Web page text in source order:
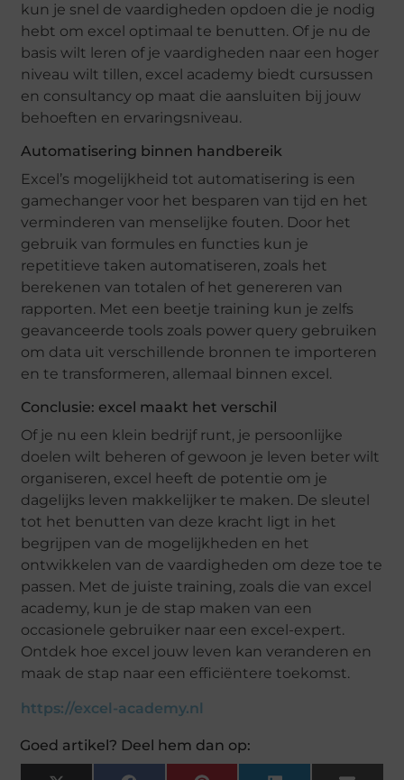
kun je snel de vaardigheden opdoen die je nodig
hebt om excel optimaal te benutten. Of je nu de
basis wilt leren of je vaardigheden naar een hoger
niveau wilt tillen, excel academy biedt cursussen
en consultancy op maat die aansluiten bij jouw
behoeften en ervaringsniveau.
Automatisering binnen handbereik
Excel’s mogelijkheid tot automatisering is een
gamechanger voor het besparen van tijd en het
verminderen van menselijke fouten. Door het
gebruik van formules en functies kun je
repetitieve taken automatiseren, zoals het
berekenen van totalen of het genereren van
rapporten. Met een beetje training kun je zelfs
geavanceerde tools zoals power query gebruiken
om data uit verschillende bronnen te importeren
en te transformeren, allemaal binnen excel.
Conclusie: excel maakt het verschil
Of je nu een klein bedrijf runt, je persoonlijke
doelen wilt beheren of gewoon je leven beter wilt
organiseren, excel heeft de potentie om je
dagelijks leven makkelijker te maken. De sleutel
tot het benutten van deze kracht ligt in het
begrijpen van de mogelijkheden en het
ontwikkelen van de vaardigheden om deze toe te
passen. Met de juiste training, zoals die van excel
academy, kun je de stap maken van een
occasionele gebruiker naar een excel-expert.
Ontdek hoe excel jouw leven kan veranderen en
maak de stap naar een efficiëntere toekomst.
https://excel-academy.nl
Goed artikel? Deel hem dan op: